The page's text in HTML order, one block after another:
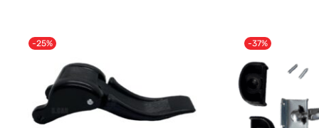
-25% -37%